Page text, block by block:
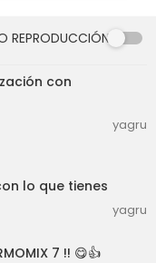
REPRODUCCIÓN
01:39:07
con
yagru
lo que tienes
yagru
7 !! 😋👍